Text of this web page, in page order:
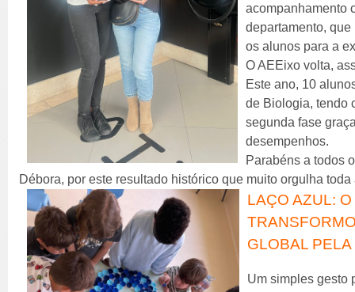
acompanhamento
departamento,
os alunos para a
O AEEixo volta,
Este ano, 10
de Biologia, tendo
segunda fase
desempenhos.
Parabéns a todos
Débora, por este resultado histórico que muito orgulha
LAÇO AZUL:
GLOBAL
Um simples gesto